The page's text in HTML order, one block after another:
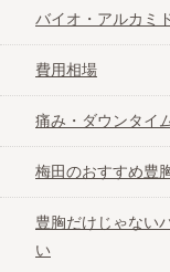
バイオ・アルカミ
費用相場
痛み・ダウンタイ
梅田のおすすめ豊
豊胸だけじゃない
い